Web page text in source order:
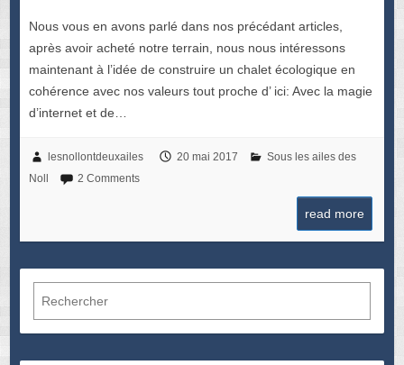
Nous vous en avons parlé dans nos précédant articles,
après avoir acheté notre terrain, nous nous intéressons
maintenant à l’idée de construire un chalet écologique en
cohérence avec nos valeurs tout proche d’ ici: Avec la magie
d’internet et de…
lesnollontdeuxailes 20 mai 2017
Sous les ailes des
Noll
2 Comments
read more
c